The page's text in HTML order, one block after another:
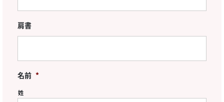
肩書
名前 *
姓